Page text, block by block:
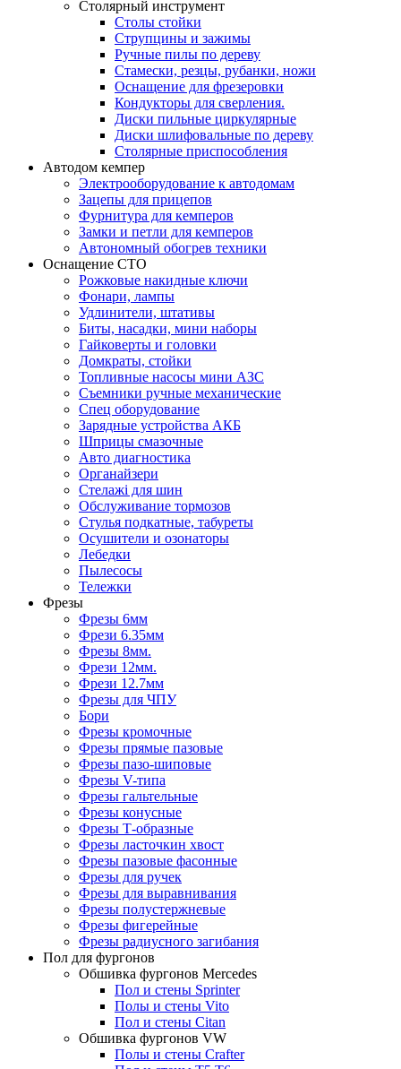
Столярный инструмент
Столы стойки
Струпцины и зажимы
Ручные пилы по дереву
Стамески, резцы, рубанки, ножи
Оснащение для фрезеровки
Кондукторы для сверления.
Диски пильные циркулярные
Диски шлифовальные по дереву
Столярные приспособления
Автодом кемпер
Электрооборудование к автодомам
Зацепы для прицепов
Фурнитура для кемперов
Замки и петли для кемперов
Автономный обогрев техники
Оснащение СТО
Рожковые накидные ключи
Фонари, лампы
Удлинители, штативы
Биты, насадки, мини наборы
Гайковерты и головки
Домкраты, стойки
Топливные насосы мини АЗС
Съемники ручные механические
Спец оборудование
Зарядные устройства АКБ
Шприцы смазочные
Авто диагностика
Органайзери
Стелажі для шин
Обслуживание тормозов
Стулья подкатные, табуреты
Осушители и озонаторы
Лебедки
Пылесосы
Тележки
Фрезы
Фрезы 6мм
Фрези 6.35мм
Фрезы 8мм.
Фрези 12мм.
Фрези 12.7мм
Фрезы для ЧПУ
Бори
Фрезы кромочные
Фрезы прямые пазовые
Фрезы пазо-шиповые
Фрезы V-типа
Фрезы гальтельные
Фрезы конусные
Фрезы Т-образные
Фрезы ласточкин хвост
Фрезы пазовые фасонные
Фрезы для ручек
Фрезы для выравнивания
Фрезы полустержневые
Фрезы фигерейные
Фрезы радиусного загибания
Пол для фургонов
Обшивка фургонов Mercedes
Пол и стены Sprinter
Полы и стены Vito
Пол и стены Citan
Обшивка фургонов VW
Полы и стены Crafter